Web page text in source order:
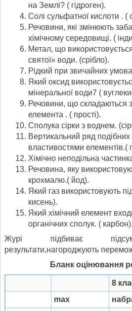
на Землі? ( гідроген).
Солі сульфатної кислоти . (
Речовини, які змінюють
хімічному середовищі. (
Метал, що
святої» води. (срібло).
Рідкий при звичайних
Який оксид
мінеральної води7 (
Речовини, що складаються
елемента . ( прості).
Сполука сірки з воднем.
Вертикальний ряд подібних
властивостями елементів.(
Хімічно неподільна
Речовина, яку
крохмалю.( йод).
Який газ використовують
кисень).
Який хімічний елемент
органічних сполук. ( карбон).
Журі підбиває
результати,нагороджують
Бланк оцінювання
8
max